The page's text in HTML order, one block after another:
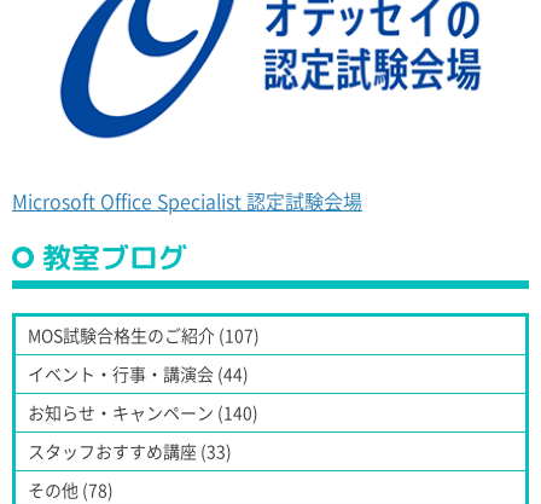
Microsoft Office Specialist 認定試験会場
教室ブログ
MOS試験合格生のご紹介 (107)
イベント・行事・講演会 (44)
お知らせ・キャンペーン (140)
スタッフおすすめ講座 (33)
その他 (78)